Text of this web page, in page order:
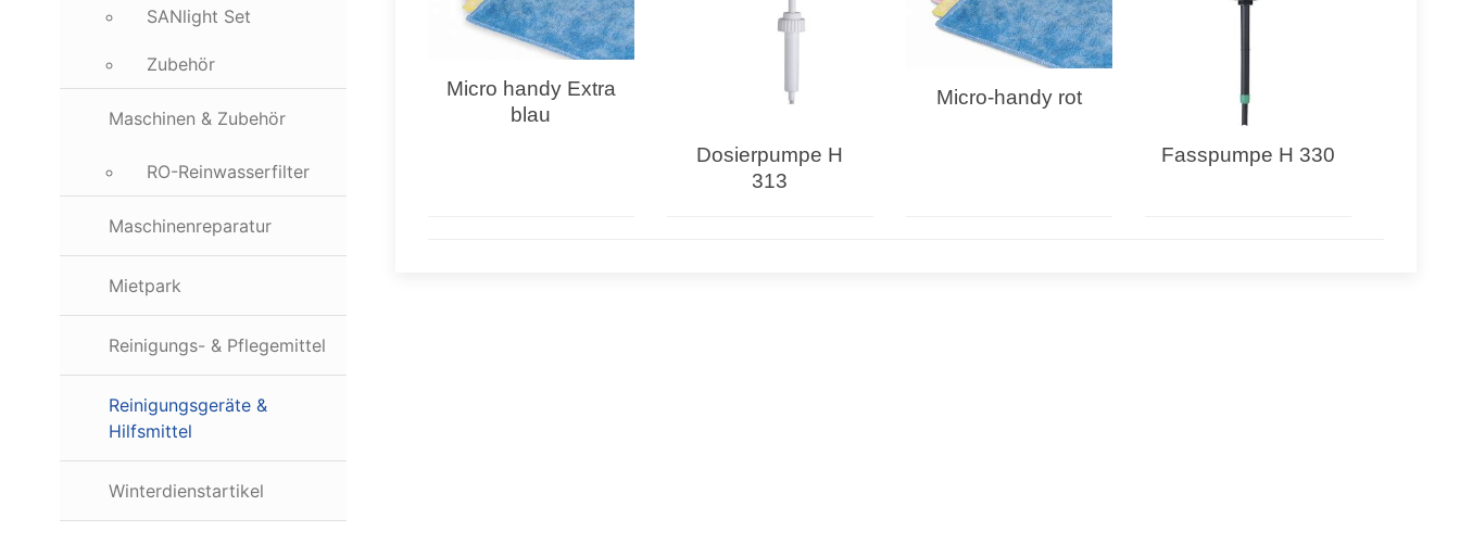
SANlight Set
Zubehör
Maschinen & Zubehör
RO-Reinwasserfilter
Maschinenreparatur
Mietpark
Reinigungs- & Pflegemittel
Reinigungsgeräte &
Hilfsmittel
Winterdienstartikel
Micro handy Extra
blau
Dosierpumpe H
313
Micro-handy rot
Fasspumpe H 330